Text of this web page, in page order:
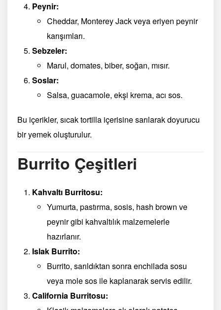
Peynir:
Cheddar, Monterey Jack veya eriyen peynir
karışımları.
Sebzeler:
Marul, domates, biber, soğan, mısır.
Soslar:
Salsa, guacamole, ekşi krema, acı sos.
Bu içerikler, sıcak tortilla içerisine sarılarak doyurucu
bir yemek oluşturulur.
Burrito Çeşitleri
Kahvaltı Burritosu:
Yumurta, pastırma, sosis, hash brown ve
peynir gibi kahvaltılık malzemelerle
hazırlanır.
Islak Burrito:
Burrito, sarıldıktan sonra enchilada sosu
veya mole sos ile kaplanarak servis edilir.
California Burritosu: